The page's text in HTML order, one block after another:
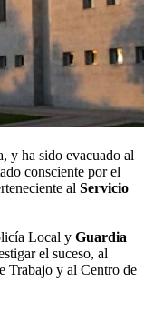
y ha sido evacuado al
consciente por el
al Servicio
Local y Guardia
el suceso, al
Trabajo y al Centro de